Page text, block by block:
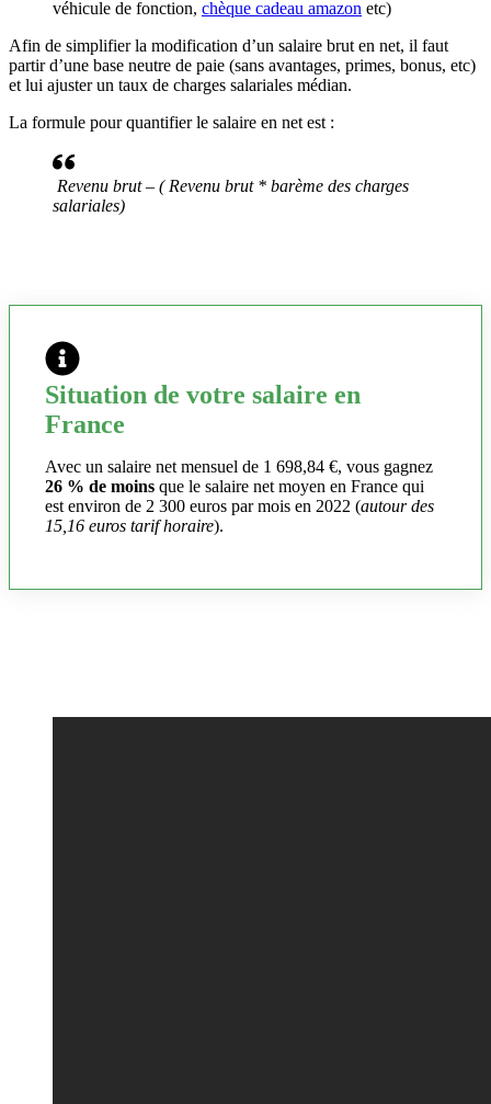
véhicule de fonction, chèque cadeau amazon etc)
Afin de simplifier la modification d’un salaire brut en net, il faut
partir d’une base neutre de paie (sans avantages, primes, bonus, etc)
et lui ajuster un taux de charges salariales médian.
La formule pour quantifier le salaire en net est :
Revenu brut – ( Revenu brut * barème des charges
salariales)
Situation de votre salaire en
France
Avec un salaire net mensuel de 1 698,84 €, vous gagnez
26 % de moins que le salaire net moyen en France qui
est environ de 2 300 euros par mois en 2022 (autour des
15,16 euros tarif horaire).